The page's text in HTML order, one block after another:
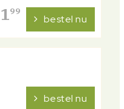
99
bestel nu
bestel nu